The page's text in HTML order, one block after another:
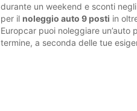
durante un weekend e sconti
per il noleggio auto 9 posti in
Europcar puoi noleggiare
termine, a seconda delle tue